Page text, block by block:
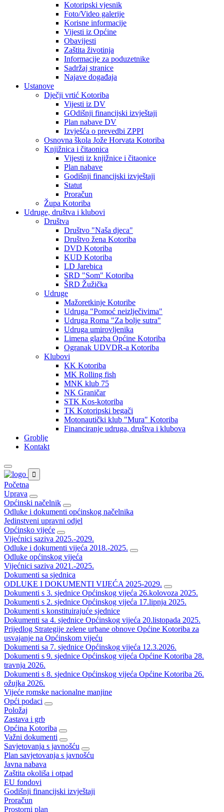
Kotoripski vjesnik
Foto/Video galerije
Korisne informacije
Vijesti iz Općine
Obavijesti
Zaštita životinja
Informacije za poduzetnike
Sadržaj stranice
Najave događaja
Ustanove
Dječji vrtić Kotoriba
Vijesti iz DV
GOdišnji financijski izvještaji
Plan nabave DV
Izvješća o prevedbi ZPPI
Osnovna škola Jože Horvata Kotoriba
Knjižnica i čitaonica
Vijesti iz knjižnice i čitaonice
Plan nabave
Godišnji financijski izvještaji
Statut
Proračun
Župa Kotoriba
Udruge, društva i klubovi
Društva
Društvo "Naša djeca"
Društvo žena Kotoriba
DVD Kotoriba
KUD Kotoriba
LD Jarebica
SRD "Som" Kotoriba
ŠRD Žužička
Udruge
Mažoretkinje Kotoribe
Udruga "Pomoć neizlječivima"
Udruga Roma "Za bolje sutra"
Udruga umirovljenika
Limena glazba Općine Kotoriba
Ogranak UDVDR-a Kotoriba
Klubovi
KK Kotoriba
MK Rolling fish
MNK klub 75
NK Graničar
STK Kos-kotoriba
TK Kotoripski begači
Motonautički klub "Mura" Kotoriba
Financiranje udruga, društva i klubova
Groblje
Kontakt
Početna
Uprava
Općinski načelnik
Odluke i dokumenti općinskog načelnika
Jedinstveni upravni odjel
Općinsko vijeće
Vijećnici saziva 2025.-2029.
Odluke i dokumenti vijeća 2018.-2025.
Odluke općinskog vijeća
Vijećnici saziva 2021.-2025.
Dokumenti sa sjednica
ODLUKE I DOKUMENTI VIJEĆA 2025-2029.
Dokumenti s 3. sjednice Općinskog vijeća 26.kolovoza 2025.
Dokumenti s 2. sjednice Općinskog vijeća 17.lipnja 2025.
Dokumenti s konstituirajuće sjednice
Dokumenti sa 4. sjednice Općinskog vijeća 20.listopada 2025.
Prijedlog Strategije zelene urbane obnove Općine Kotoriba za
usvajanje na Općinskom vijeću
Dokumenti sa 7. sjednice Općinskog vijeća 12.3.2026.
Dokumenti s 9. sjednice Općinskog vijeća Općine Kotoriba 28.
travnja 2026.
Dokumenti s 8. sjednice Općinskog vijeća Općine Kotoriba 26.
ožujka 2026.
Vijeće romske nacionalne manjine
Opći podaci
Položaj
Zastava i grb
Općina Kotoriba
Važni dokumenti
Savjetovanja s javnošću
Plan savjetovanja s javnošću
Javna nabava
Zaštita okoliša i otpad
EU fondovi
Godišnji financijski izvještaji
Proračun
Prostorni plan